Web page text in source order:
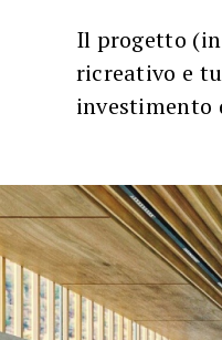
Il progetto
ricreativo e
investimento